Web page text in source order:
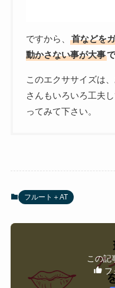
ですから、首などを
動かさない事が大事
このエクササイズは
さんもいろいろ工夫
ってみて下さい。
フルート＋AT
この記
フ